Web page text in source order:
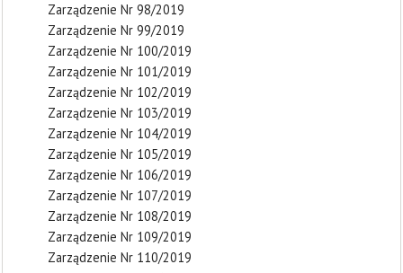
Zarządzenie Nr 98/2019
Zarządzenie Nr 99/2019
Zarządzenie Nr 100/2019
Zarządzenie Nr 101/2019
Zarządzenie Nr 102/2019
Zarządzenie Nr 103/2019
Zarządzenie Nr 104/2019
Zarządzenie Nr 105/2019
Zarządzenie Nr 106/2019
Zarządzenie Nr 107/2019
Zarządzenie Nr 108/2019
Zarządzenie Nr 109/2019
Zarządzenie Nr 110/2019